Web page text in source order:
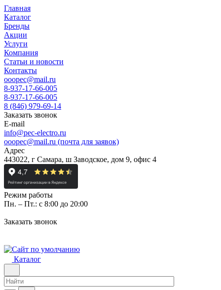
Главная
Каталог
Бренды
Акции
Услуги
Компания
Статьи и новости
Контакты
ooopec@mail.ru
8-937-17-66-005
8-937-17-66-005
8 (846) 979-69-14
Заказать звонок
E-mail
info@pec-electro.ru
ooopec@mail.ru (почта для заявок)
Адрес
443022, г Самара, ш Заводское, дом 9, офис 4
Режим работы
Пн. – Пт.: с 8:00 до 20:00
Заказать звонок
Каталог